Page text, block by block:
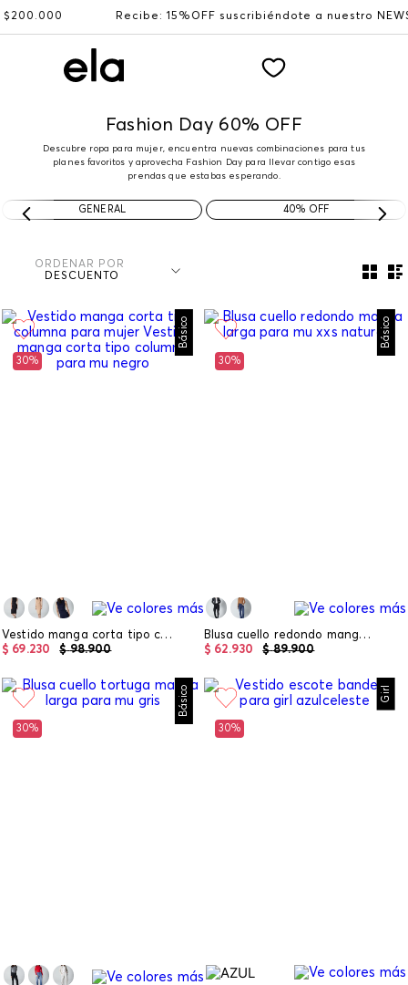
Recibe: 15%OFF suscribiéndote a nuestro NEWSLETTER
Fashion Day 60% OFF
Descubre ropa para mujer, encuentra nuevas combinaciones para tus
planes favoritos y aprovecha Fashion Day para llevar contigo esas
prendas que estabas esperando.
GENERAL 40% OFF
ORDENAR POR
DESCUENTO
Básico
30%
Vestido manga corta tipo columna para mujer
$ 98.900
$ 69.230
Básico
30%
Blusa cuello redondo manga larga para mu
$ 89.900
$ 62.930
Básico
30%
Girl
30%